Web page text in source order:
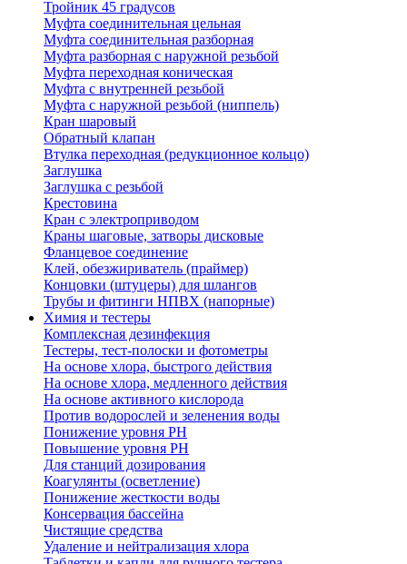
Тройник 45 градусов
Муфта соединительная цельная
Муфта соединительная разборная
Муфта разборная с наружной резьбой
Муфта переходная коническая
Муфта с внутренней резьбой
Муфта с наружной резьбой (ниппель)
Кран шаровый
Обратный клапан
Втулка переходная (редукционное кольцо)
Заглушка
Заглушка с резьбой
Крестовина
Кран с электроприводом
Краны шаговые, затворы дисковые
Фланцевое соединение
Клей, обезжириватель (праймер)
Концовки (штуцеры) для шлангов
Трубы и фитинги НПВХ (напорные)
Химия и тестеры
Комплексная дезинфекция
Тестеры, тест-полоски и фотометры
На основе хлора, быстрого действия
На основе хлора, медленного действия
На основе активного кислорода
Против водорослей и зеленения воды
Понижение уровня РН
Повышение уровня РН
Для станций дозирования
Коагулянты (осветление)
Понижение жесткости воды
Консервация бассейна
Чистящие средства
Удаление и нейтрализация хлора